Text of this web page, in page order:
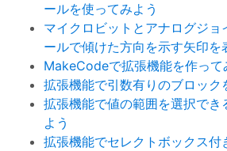
ールを使ってみよう
マイクロビットとアナログジョ
ールで傾けた方向を示す矢印を
MakeCodeで拡張機能を作って
拡張機能で引数有りのブロック
拡張機能で値の範囲を選択でき
よう
拡張機能でセレクトボックス付